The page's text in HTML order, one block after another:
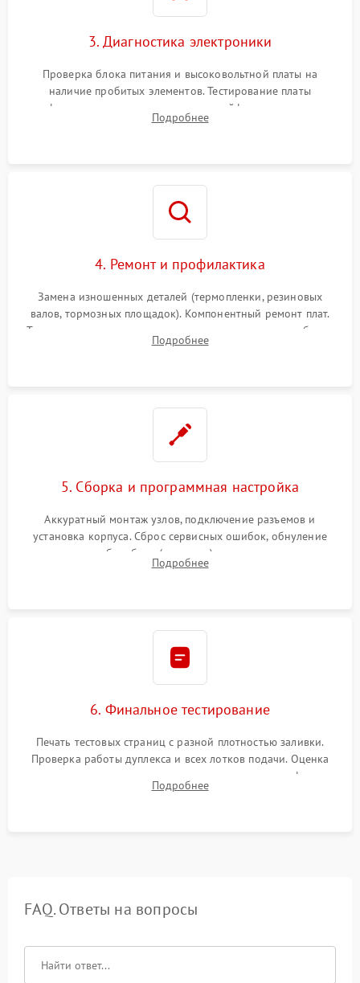
3. Диагностика электроники
Проверка блока питания и высоковольтной платы на
наличие пробитых элементов. Тестирование платы
форматирования, целостности шлейфов, контактов
картриджа и оптопар (датчиков прохождения и наличия
Подробнее
4. Ремонт и профилактика
Замена изношенных деталей (термопленки, резиновых
валов, тормозных площадок). Компонентный ремонт плат.
Тщательная очистка тракта печати, контактов и линз блока
лазера (LSU) от просыпанного тонера и пыли.
Подробнее
5. Сборка и программная настройка
Аккуратный монтаж узлов, подключение разъемов и
установка корпуса. Сброс сервисных ошибок, обнуление
счетчиков абсорбера (памперса) или узла переноса,
обновление прошивки и программная калибровка аппарата.
Подробнее
6. Финальное тестирование
Печать тестовых страниц с разной плотностью заливки.
Проверка работы дуплекса и всех лотков подачи. Оценка
качества запекания тонера и полное отсутствие дефектов
изображения перед выдачей готового устройства.
Подробнее
FAQ. Ответы на вопросы